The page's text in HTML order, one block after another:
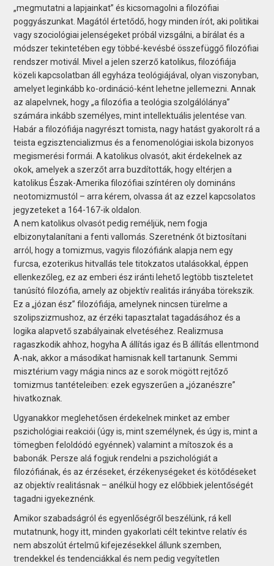
„megmutatni a lapjainkat” és kicsomagolni a filozófiai
poggyászunkat. Magától értetődő, hogy minden írót, aki politikai
vagy szociológiai jelenségeket próbál vizsgálni, a bírálat és a
módszer tekintetében egy többé-kevésbé összefüggő filozófiai
rendszer motivál. Mivel a jelen szerző katolikus, filozófiája
közeli kapcsolatban áll egyháza teológiájával, olyan viszonyban,
amelyet leginkább ko-ordináció-ként lehetne jellemezni. Annak
az alapelvnek, hogy „a filozófia a teológia szolgálólánya”
számára inkább személyes, mint intellektuális jelentése van.
Habár a filozófiája nagyrészt tomista, nagy hatást gyakorolt rá a
teista egzisztencializmus és a fenomenológiai iskola bizonyos
megismerési formái. A katolikus olvasót, akit érdekelnek az
okok, amelyek a szerzőt arra buzdították, hogy eltérjen a
katolikus Észak-Amerika filozófiai színtéren oly domináns
neotomizmustól – arra kérem, olvassa át az ezzel kapcsolatos
jegyzeteket a 164-167-ik oldalon.
A nem katolikus olvasót pedig reméljük, nem fogja
elbizonytalanítani a fenti vallomás. Szeretnénk őt biztosítani
arról, hogy a tomizmus, vagyis filozófiánk alapja nem egy
furcsa, ezoterikus hitvallás tele titokzatos utalásokkal, éppen
ellenkezőleg, ez az emberi ész iránti lehető legtöbb tiszteletet
tanúsító filozófia, amely az objektív realitás irányába törekszik.
Ez a „józan ész” filozófiája, amelynek nincsen türelme a
szolipszizmushoz, az érzéki tapasztalat tagadásához és a
logika alapvető szabályainak elvetéséhez. Realizmusa
ragaszkodik ahhoz, hogyha A állítás igaz és B állítás ellentmond
A-nak, akkor a másodikat hamisnak kell tartanunk. Semmi
misztérium vagy mágia nincs az e sorok mögött rejtőző
tomizmus tantételeiben: ezek egyszerűen a „józanészre”
hivatkoznak.
Ugyanakkor meglehetősen érdekelnek minket az ember
pszichológiai reakciói (úgy is, mint személynek, és úgy is, mint a
tömegben feloldódó egyénnek) valamint a mítoszok és a
babonák. Persze alá fogjuk rendelni a pszichológiát a
filozófiának, és az érzéseket, érzékenységeket és kötődéseket
az objektív realitásnak – anélkül hogy ez előbbiek jelentőségét
tagadni igyekeznénk.
Amikor szabadságról és egyenlőségről beszélünk, rá kell
mutatnunk, hogy itt, minden gyakorlati célt tekintve relatív és
nem abszolút értelmű kifejezésekkel állunk szemben,
trendekkel és tendenciákkal és nem pedig vegyítetlen